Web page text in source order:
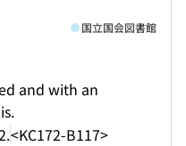
and with an
<KC172-B117>
国立国会図書館